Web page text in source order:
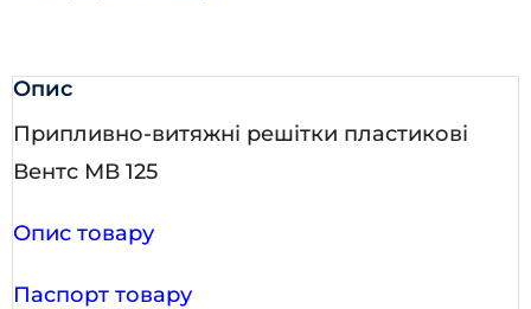
Опис
Припливно-витяжні решітки пластикові
Вентс МВ 125
Опис товару
Паспорт товару